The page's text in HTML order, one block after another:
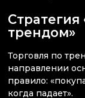
Стратегия
трендом»
Торговля по
направлении
правило:
когда падает».